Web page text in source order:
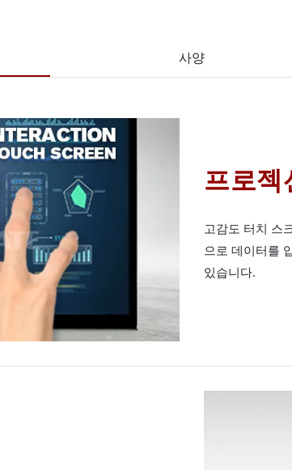
사양
프로젝
고감도 터치 스
으로 데이터를
있습니다.